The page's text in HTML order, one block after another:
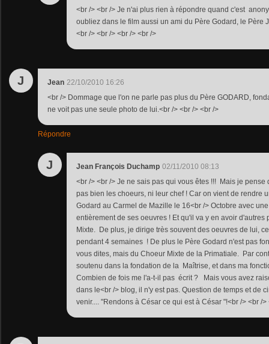
<br /> <br /> Je n'ai plus rien à répondre quand c'est
oubliez dans le film aussi un ami du Père Godard, le Père
<br /> <br /> <br /> <br />
J Jean 22/10/2010 16:26
<br /> Dommage que l'on ne parle pas plus du Père GODARD,
ne voit pas une seule photo de lui.<br /> <br /> <br />
Répondre
J Jean François Duchamp 02/11/2010 08:13
<br /> <br /> Je ne sais pas qui vous êtes !!! Mais je pense
pas bien les choeurs, ni leur chef ! Car on vient de rendre
Godard au Carmel de Mazille le 16<br /> Octobre avec
entièrement de ses oeuvres ! Et qu'il va y en avoir d'autres
Mixte. De plus, je dirige très souvent des oeuvres de lui,
pendant 4 semaines ! De plus le Père Godard n'est pas
vous dites, mais du Choeur Mixte de la Primatiale. Par
soutenu dans la fondation de la Maîtrise, et dans ma
Combien de fois me l'a-t-il pas écrit ? Mais vous avez
dans le<br /> blog, il n'y est pas. Question de temps et de
venir.... "Rendons à César ce qui est à César "!<br /> <br />